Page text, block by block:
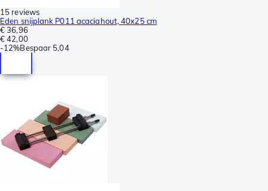
15 reviews
Eden snijplank P011 acaciahout, 40x25 cm
€ 36,96
€ 42,00
-12%Bespaar 5,04